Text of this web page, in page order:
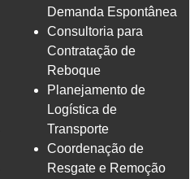
Demanda Espontânea
Consultoria para
Contratação de
Reboque
Planejamento de
Logística de
Transporte
Coordenação de
Resgate e Remoção